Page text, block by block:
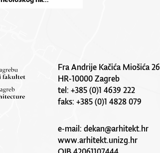
Fra Andrije Kačića Miošića 26
HR-10000 Zagreb
tel: +385 (0)1 4639 222
faks: +385 (0)1 4828 079
e-mail:dekan@arhitekt.hr
www.arhitekt.unizg.hr